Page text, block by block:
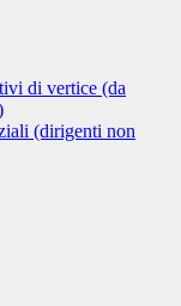
di vertice (da
(dirigenti non